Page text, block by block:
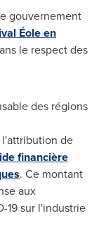
gouvernement
Éole en
le respect des
des régions
de
financière
. Ce montant
aux
19 sur l'industrie